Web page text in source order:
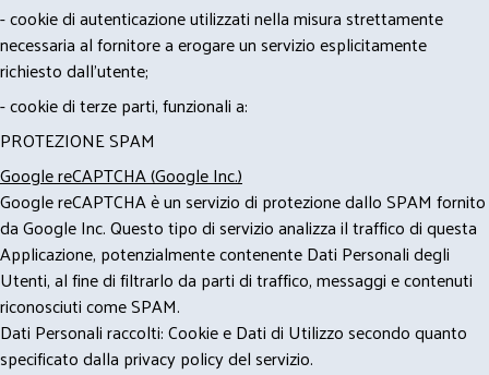
- cookie di autenticazione utilizzati nella misura strettamente
necessaria al fornitore a erogare un servizio esplicitamente
richiesto dall'utente;
- cookie di terze parti, funzionali a:
PROTEZIONE SPAM
Google reCAPTCHA (Google Inc.)
Google reCAPTCHA è un servizio di protezione dallo SPAM fornito
da Google Inc. Questo tipo di servizio analizza il traffico di questa
Applicazione, potenzialmente contenente Dati Personali degli
Utenti, al fine di filtrarlo da parti di traffico, messaggi e contenuti
riconosciuti come SPAM.
Dati Personali raccolti: Cookie e Dati di Utilizzo secondo quanto
specificato dalla privacy policy del servizio.